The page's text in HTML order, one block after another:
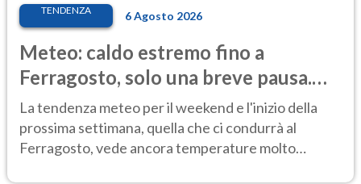
TENDENZA 6 Agosto 2026
Meteo: caldo estremo fino a
Ferragosto, solo una breve pausa.
Ecco dove
La tendenza meteo per il weekend e l'inizio della
prossima settimana, quella che ci condurrà al
Ferragosto, vede ancora temperature molto